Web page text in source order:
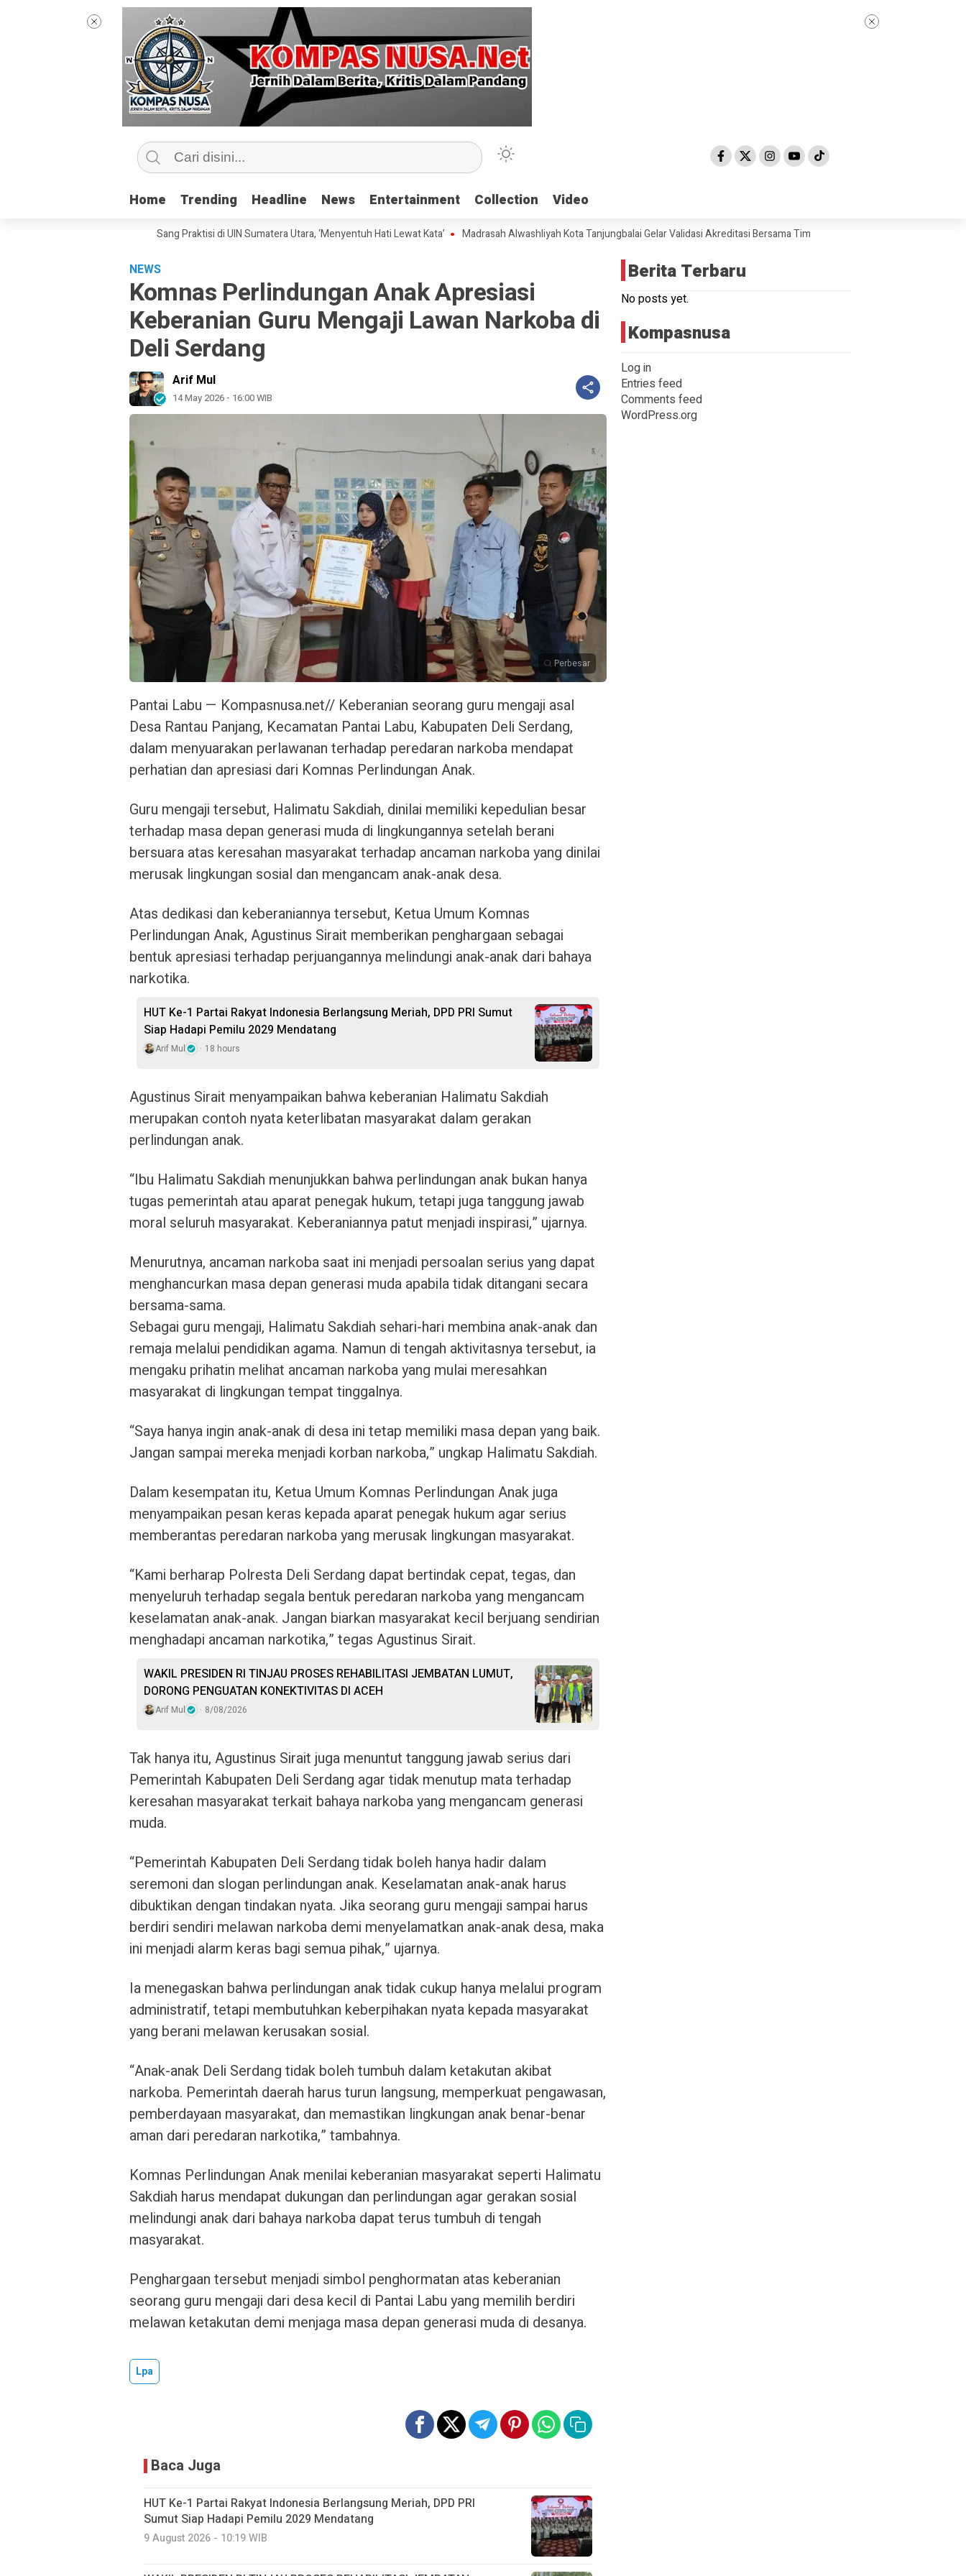
Home Trending Headline News Entertainment Collection Video
Home Trending Headline News Entertainment Collection Video
Jurnalisme Bersama Sang Praktisi di UIN Sumatera Utara, ‘Menyentuh Hati Lewat Kata’ Madrasah Alwashliyah Kota Tanjungbalai Gelar Validasi Akreditasi Bersama Tim Asesor BAN-PDM Tahun 2026
NEWS
Komnas Perlindungan Anak Apresiasi
Keberanian Guru Mengaji Lawan Narkoba di
Deli Serdang
Arif Mul
14 May 2026 - 16:00 WIB
Perbesar
Pantai Labu — Kompasnusa.net// Keberanian seorang guru mengaji asal
Desa Rantau Panjang, Kecamatan Pantai Labu, Kabupaten Deli Serdang,
dalam menyuarakan perlawanan terhadap peredaran narkoba mendapat
perhatian dan apresiasi dari Komnas Perlindungan Anak.
Guru mengaji tersebut, Halimatu Sakdiah, dinilai memiliki kepedulian besar
terhadap masa depan generasi muda di lingkungannya setelah berani
bersuara atas keresahan masyarakat terhadap ancaman narkoba yang dinilai
merusak lingkungan sosial dan mengancam anak-anak desa.
Atas dedikasi dan keberaniannya tersebut, Ketua Umum Komnas
Perlindungan Anak, Agustinus Sirait memberikan penghargaan sebagai
bentuk apresiasi terhadap perjuangannya melindungi anak-anak dari bahaya
narkotika.
HUT Ke-1 Partai Rakyat Indonesia Berlangsung Meriah, DPD PRI Sumut
Siap Hadapi Pemilu 2029 Mendatang
Arif Mul 18 hours
Agustinus Sirait menyampaikan bahwa keberanian Halimatu Sakdiah
merupakan contoh nyata keterlibatan masyarakat dalam gerakan
perlindungan anak.
“Ibu Halimatu Sakdiah menunjukkan bahwa perlindungan anak bukan hanya
tugas pemerintah atau aparat penegak hukum, tetapi juga tanggung jawab
moral seluruh masyarakat. Keberaniannya patut menjadi inspirasi,” ujarnya.
Menurutnya, ancaman narkoba saat ini menjadi persoalan serius yang dapat
menghancurkan masa depan generasi muda apabila tidak ditangani secara
bersama-sama.
Sebagai guru mengaji, Halimatu Sakdiah sehari-hari membina anak-anak dan
remaja melalui pendidikan agama. Namun di tengah aktivitasnya tersebut, ia
mengaku prihatin melihat ancaman narkoba yang mulai meresahkan
masyarakat di lingkungan tempat tinggalnya.
“Saya hanya ingin anak-anak di desa ini tetap memiliki masa depan yang baik.
Jangan sampai mereka menjadi korban narkoba,” ungkap Halimatu Sakdiah.
Dalam kesempatan itu, Ketua Umum Komnas Perlindungan Anak juga
menyampaikan pesan keras kepada aparat penegak hukum agar serius
memberantas peredaran narkoba yang merusak lingkungan masyarakat.
“Kami berharap Polresta Deli Serdang dapat bertindak cepat, tegas, dan
menyeluruh terhadap segala bentuk peredaran narkoba yang mengancam
keselamatan anak-anak. Jangan biarkan masyarakat kecil berjuang sendirian
menghadapi ancaman narkotika,” tegas Agustinus Sirait.
WAKIL PRESIDEN RI TINJAU PROSES REHABILITASI JEMBATAN LUMUT,
DORONG PENGUATAN KONEKTIVITAS DI ACEH
Arif Mul 8/08/2026
Tak hanya itu, Agustinus Sirait juga menuntut tanggung jawab serius dari
Pemerintah Kabupaten Deli Serdang agar tidak menutup mata terhadap
keresahan masyarakat terkait bahaya narkoba yang mengancam generasi
muda.
“Pemerintah Kabupaten Deli Serdang tidak boleh hanya hadir dalam
seremoni dan slogan perlindungan anak. Keselamatan anak-anak harus
dibuktikan dengan tindakan nyata. Jika seorang guru mengaji sampai harus
berdiri sendiri melawan narkoba demi menyelamatkan anak-anak desa, maka
ini menjadi alarm keras bagi semua pihak,” ujarnya.
Ia menegaskan bahwa perlindungan anak tidak cukup hanya melalui program
administratif, tetapi membutuhkan keberpihakan nyata kepada masyarakat
yang berani melawan kerusakan sosial.
“Anak-anak Deli Serdang tidak boleh tumbuh dalam ketakutan akibat
narkoba. Pemerintah daerah harus turun langsung, memperkuat pengawasan,
pemberdayaan masyarakat, dan memastikan lingkungan anak benar-benar
aman dari peredaran narkotika,” tambahnya.
Komnas Perlindungan Anak menilai keberanian masyarakat seperti Halimatu
Sakdiah harus mendapat dukungan dan perlindungan agar gerakan sosial
melindungi anak dari bahaya narkoba dapat terus tumbuh di tengah
masyarakat.
Penghargaan tersebut menjadi simbol penghormatan atas keberanian
seorang guru mengaji dari desa kecil di Pantai Labu yang memilih berdiri
melawan ketakutan demi menjaga masa depan generasi muda di desanya.
Lpa
Baca Juga
HUT Ke-1 Partai Rakyat Indonesia Berlangsung Meriah, DPD PRI
Sumut Siap Hadapi Pemilu 2029 Mendatang
9 August 2026 - 10:19 WIB
Berita Terbaru
No posts yet.
Kompasnusa
Log in
Entries feed
Comments feed
WordPress.org